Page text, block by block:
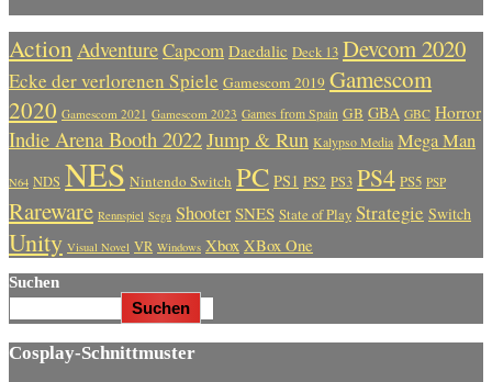
Action AdventureCapcom Daedalic Deck 13 Devcom 2020
Ecke der verlorenen Spiele Gamescom 2019 Gamescom
2020 Gamescom 2021 Gamescom 2023 Games from Spain GB GBA GBC Horror
Indie Arena Booth 2022Jump & Run Kalypso Media Mega Man
N64 NDS NES Nintendo Switch PC PS1 PS2 PS3 PS4 PS5 PSP
Rareware Rennspiel Sega Shooter SNES State of Play Strategie Switch
Unity Visual Novel VR Windows Xbox XBox One
Suchen
Suchen
Cosplay-Schnittmuster